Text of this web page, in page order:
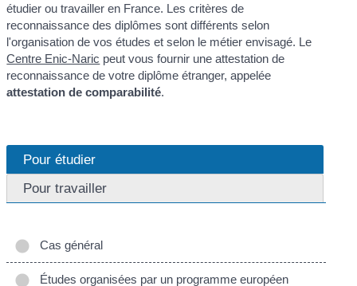
étudier ou travailler en France. Les critères de
reconnaissance des diplômes sont différents selon
l'organisation de vos études et selon le métier envisagé. Le
Centre Enic-Naric peut vous fournir une attestation de
reconnaissance de votre diplôme étranger, appelée
attestation de comparabilité.
Pour étudier
Pour travailler
Cas général
Études organisées par un programme européen